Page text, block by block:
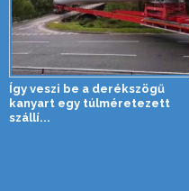
Így veszi be a derékszögű
kanyart egy túlméretezett
szállí...